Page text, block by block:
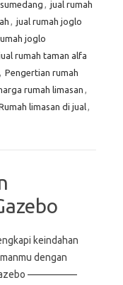
, jual rumah
, jual rumah joglo
joglo
rumah taman alfa
, Pengertian rumah
rumah limasan ,
limasan di jual,
keindahan
dengan
—————